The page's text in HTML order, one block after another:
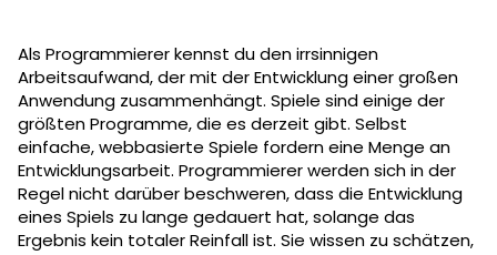
Als Programmierer kennst du den irrsinnigen
Arbeitsaufwand, der mit der Entwicklung einer großen
Anwendung zusammenhängt. Spiele sind einige der
größten Programme, die es derzeit gibt. Selbst
einfache, webbasierte Spiele fordern eine Menge an
Entwicklungsarbeit. Programmierer werden sich in der
Regel nicht darüber beschweren, dass die Entwicklung
eines Spiels zu lange gedauert hat, solange das
Ergebnis kein totaler Reinfall ist. Sie wissen zu schätzen,